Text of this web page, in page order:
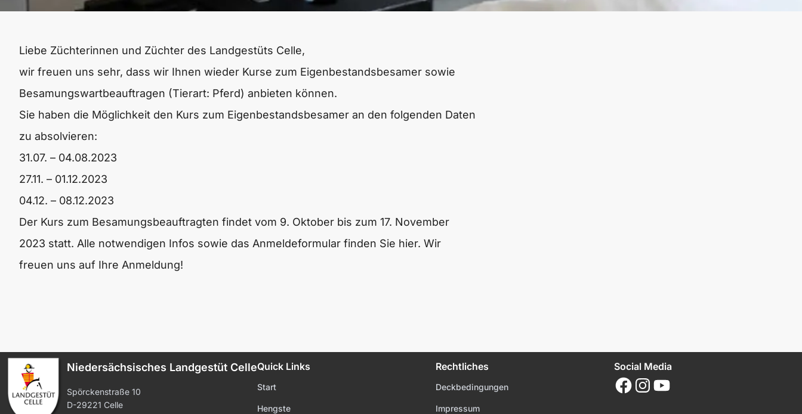
Liebe Züchterinnen und Züchter des Landgestüts Celle,
wir freuen uns sehr, dass wir Ihnen wieder Kurse zum Eigenbestandsbesamer sowie
Besamungswartbeauftragen (Tierart: Pferd) anbieten können.
Sie haben die Möglichkeit den Kurs zum Eigenbestandsbesamer an den folgenden Daten
zu absolvieren:
31.07. – 04.08.2023
27.11. – 01.12.2023
04.12. – 08.12.2023
Der Kurs zum Besamungsbeauftragten findet vom 9. Oktober bis zum 17. November
2023 statt. Alle notwendigen Infos sowie das Anmeldeformular finden Sie hier. Wir
freuen uns auf Ihre Anmeldung!
Niedersächsisches Landgestüt Celle
Spörckenstraße 10
D-29221 Celle
Quick Links
Start
Hengste
Rechtliches
Deckbedingungen
Impressum
Social Media